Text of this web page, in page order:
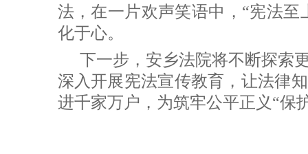
法，在一片欢声笑语中，“宪法至
化于心。
下一步，安乡法院将不断探索
深入开展宪法宣传教育，让法律
进千家万户，为筑牢公平正义“保